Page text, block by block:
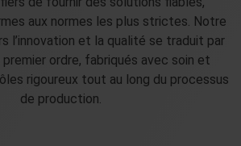
aux normes les plus strictes. Notre
l’innovation et la qualité se traduit par
ordre, fabriqués avec soin et
rigoureux tout au long du processus
de production.